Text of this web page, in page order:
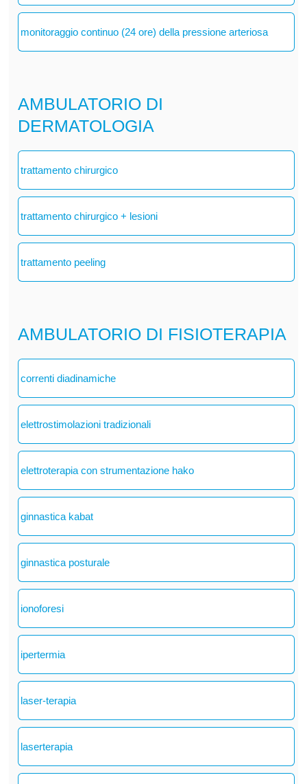
monitoraggio continuo (24 ore) della pressione arteriosa
AMBULATORIO DI
DERMATOLOGIA
trattamento chirurgico
trattamento chirurgico + lesioni
trattamento peeling
AMBULATORIO DI FISIOTERAPIA
correnti diadinamiche
elettrostimolazioni tradizionali
elettroterapia con strumentazione hako
ginnastica kabat
ginnastica posturale
ionoforesi
ipertermia
laser-terapia
laserterapia